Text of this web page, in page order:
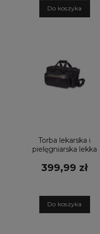
Do koszyka
Torba lekarska i
pielęgniarska lekka
399,99 zł
Do koszyka